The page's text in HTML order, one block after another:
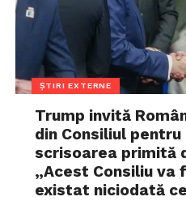
ȘTIRI EXTERNE
Trump invită
din Consiliul pentru
scrisoarea primită
„Acest Consiliu va
existat niciodată